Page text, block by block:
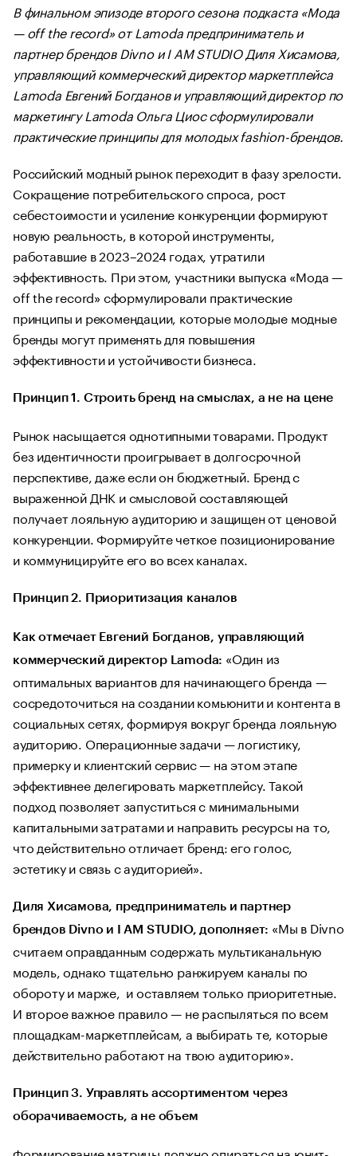
В финальном эпизоде второго сезона подкаста «Мода
— off the record» от Lamoda предприниматель и
партнер брендов Divno и I AM STUDIO Диля Хисамова,
управляющий коммерческий директор маркетплейса
Lamoda Евгений Богданов и управляющий директор по
маркетингу Lamoda Ольга Циос сформулировали
практические принципы для молодых fashion-брендов.
Российский модный рынок переходит в фазу зрелости.
Сокращение потребительского спроса, рост
себестоимости и усиление конкуренции формируют
новую реальность, в которой инструменты,
работавшие в 2023–2024 годах, утратили
эффективность. При этом, участники выпуска «Мода —
off the record» сформулировали практические
принципы и рекомендации, которые молодые модные
бренды могут применять для повышения
эффективности и устойчивости бизнеса.
Принцип 1. Строить бренд на смыслах, а не на цене
Рынок насыщается однотипными товарами. Продукт
без идентичности проигрывает в долгосрочной
перспективе, даже если он бюджетный. Бренд с
выраженной ДНК и смысловой составляющей
получает лояльную аудиторию и защищен от ценовой
конкуренции. Формируйте четкое позиционирование
и коммуницируйте его во всех каналах.
Принцип 2. Приоритизация каналов
Как отмечает Евгений Богданов, управляющий
коммерческий директор Lamoda: «Один из
оптимальных вариантов для начинающего бренда —
сосредоточиться на создании комьюнити и контента в
социальных сетях, формируя вокруг бренда лояльную
аудиторию. Операционные задачи — логистику,
примерку и клиентский сервис — на этом этапе
эффективнее делегировать маркетплейсу. Такой
подход позволяет запуститься с минимальными
капитальными затратами и направить ресурсы на то,
что действительно отличает бренд: его голос,
эстетику и связь с аудиторией».
Диля Хисамова, предприниматель и партнер
брендов Divno и I AM STUDIO, дополняет: «Мы в Divno
считаем оправданным содержать мультиканальную
модель, однако тщательно ранжируем каналы по
обороту и марже, и оставляем только приоритетные.
И второе важное правило — не распыляться по всем
площадкам-маркетплейсам, а выбирать те, которые
действительно работают на твою аудиторию».
Принцип 3. Управлять ассортиментом через
оборачиваемость, а не объем